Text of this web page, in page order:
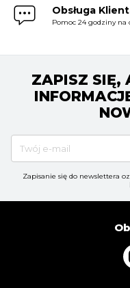
Obsługa
Pomoc 24 godziny
ZAPISZ SIĘ,
Zapisanie się do newslettera